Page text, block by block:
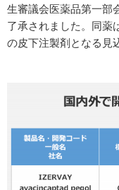
生審議会医薬品第一部
了承されました。同薬
の皮下注製剤となる見